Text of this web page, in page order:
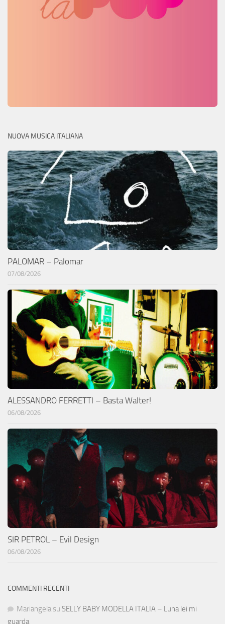
NUOVA MUSICA ITALIANA
PALOMAR – Palomar
07/08/2026
ALESSANDRO FERRETTI – Basta Walter!
06/08/2026
SIR PETROL – Evil Design
06/08/2026
COMMENTI RECENTI
Mariangela su SELLY BABY MODELLA ITALIA – Luna lei mi
guarda